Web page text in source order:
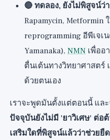
🔴 ทดลอง, ยังไม่พิสูจน์
Rapamycin,
reprogramming อีพีเจเ
Yamanaka), NMN เพื่ออ
ตื่นเต้นทางวิทยาศาสตร์
ด้วยตนเอง
เราจะพูดมันตั้งแต่ตอนนี้ แล
ปัจจุบันยังไม่มี 'ยาวิเศษ' ต่อ
เสริมใดที่พิสูจน์แล้วว่าช่วย